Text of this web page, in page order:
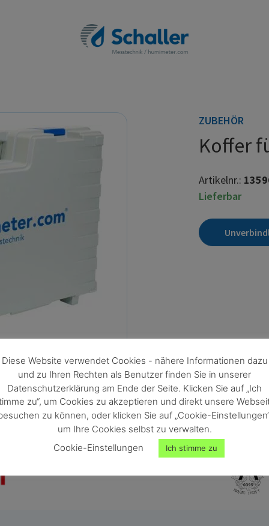
ZUBEHÖR
Koffer
Artikelnr.:
Lieferbar
Diese Website verwendet Cookies - nähere Informationen dazu
und zu Ihren Rechten als Benutzer finden Sie in unserer
Datenschutzerklärung am Ende der Seite. Klicken Sie auf „Ich
zu“, um Cookies zu akzeptieren und direkt unsere
zu können, oder klicken Sie auf „Cookie-
um Ihre Cookies selbst zu verwalten.
Cookie-Einstellungen
Ich stimme zu